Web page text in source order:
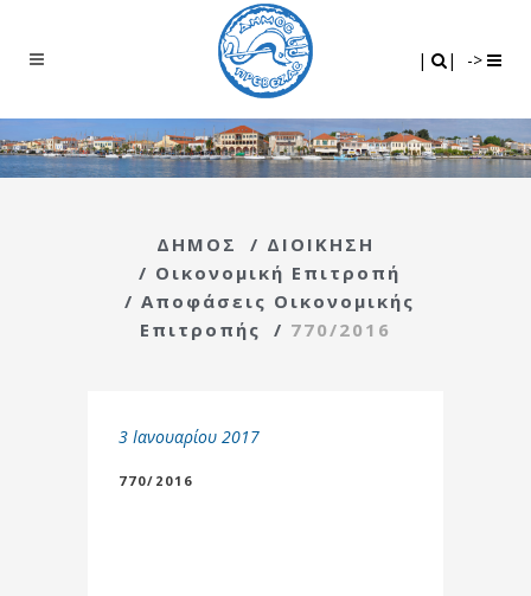
| | ->
ΔΗΜΟΣ / ΔΙΟΙΚΗΣΗ
/ Οικονομική Επιτροπή
/ Αποφάσεις Οικονομικής
Επιτροπής
/ 770/2016
3 Ιανουαρίου 2017
770/2016